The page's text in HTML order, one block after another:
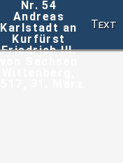
Nr. 54
Andreas
Karlstadt an
Kurfürst
Friedrich III.
Text